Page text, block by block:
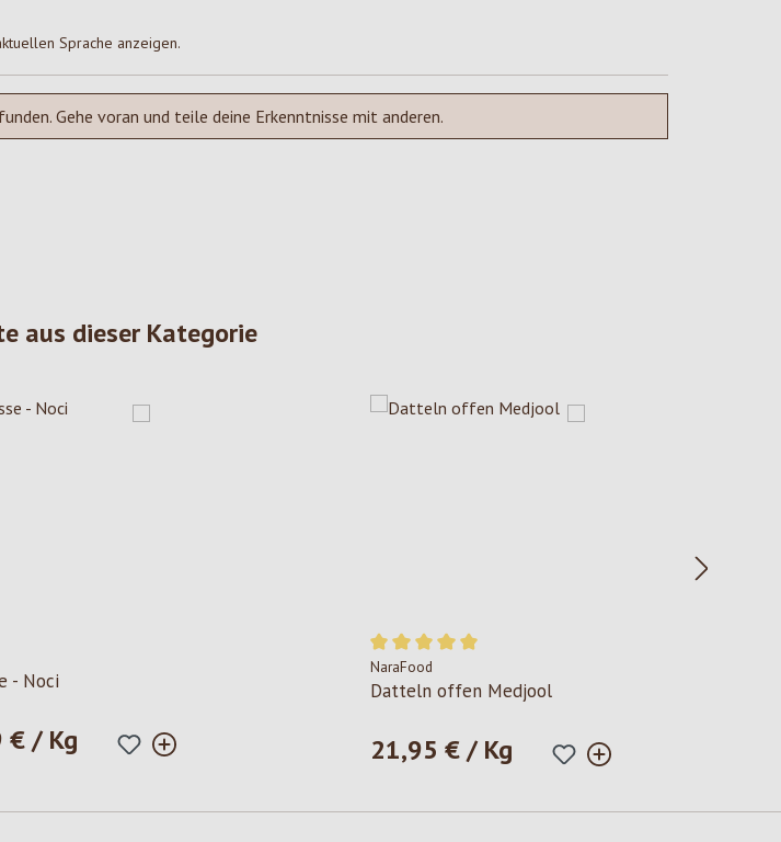
Sprache anzeigen.
Gehe voran und teile deine Erkenntnisse mit anderen.
aus dieser Kategorie
- Noci
Preis:
€ / Kg
Durchschnittliche Bewertung von 5 von 5 Sternen
NaraFood
Datteln offen Medjool
Regulärer Preis:
21,95 € / Kg